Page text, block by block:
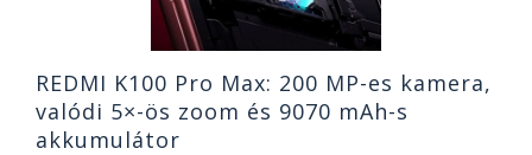
REDMI K100 Pro Max: 200 MP-es kamera,
valódi 5×-ös zoom és 9070 mAh-s
akkumulátor